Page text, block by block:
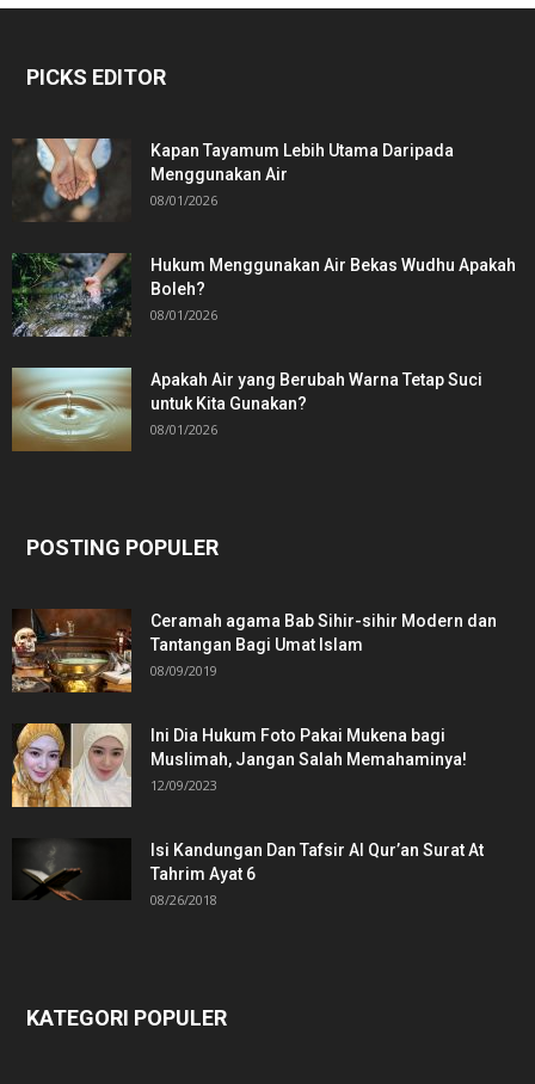
PICKS EDITOR
Kapan Tayamum Lebih Utama Daripada
Menggunakan Air
08/01/2026
Hukum Menggunakan Air Bekas Wudhu Apakah
Boleh?
08/01/2026
Apakah Air yang Berubah Warna Tetap Suci
untuk Kita Gunakan?
08/01/2026
POSTING POPULER
Ceramah agama Bab Sihir-sihir Modern dan
Tantangan Bagi Umat Islam
08/09/2019
Ini Dia Hukum Foto Pakai Mukena bagi
Muslimah, Jangan Salah Memahaminya!
12/09/2023
Isi Kandungan Dan Tafsir Al Qur’an Surat At
Tahrim Ayat 6
08/26/2018
KATEGORI POPULER